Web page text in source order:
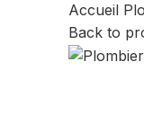
Accueil
Back to